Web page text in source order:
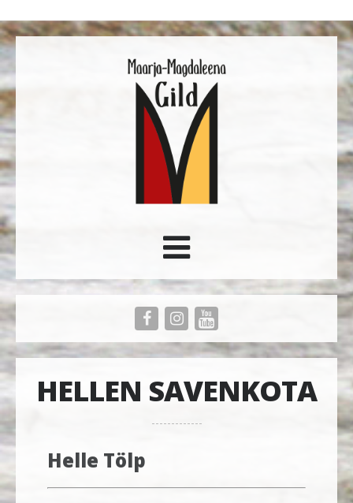
HELLEN SAVENKOTA
Helle Tölp